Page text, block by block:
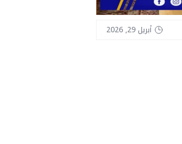
أبريل 29, 2026